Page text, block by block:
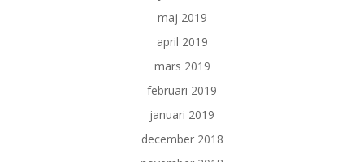
maj 2019
april 2019
mars 2019
februari 2019
januari 2019
december 2018